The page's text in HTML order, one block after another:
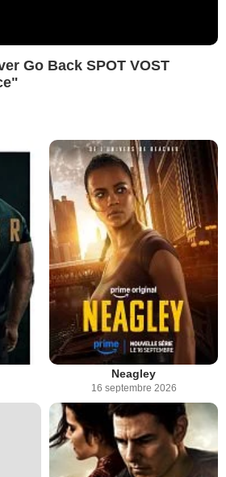
Go Back SPOT VOST
Neagley
16 septembre 2026